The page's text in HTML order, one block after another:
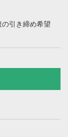
引き締め希望